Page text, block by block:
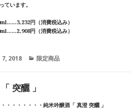
ています。
円（消費税込み）
円（消費税込み）
7, 2018
カ
限定商品
突釃 」
・・・・・・・純米吟醸酒「 真澄 突釃 」